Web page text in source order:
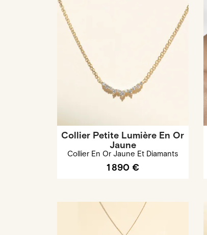
Collier Petite Lumière En Or
Jaune
Collier En Or Jaune Et Diamants
1 890 €